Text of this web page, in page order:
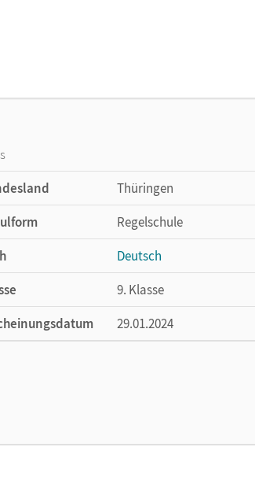
Thüringen
Regelschule
Deutsch
9. Klasse
29.01.2024